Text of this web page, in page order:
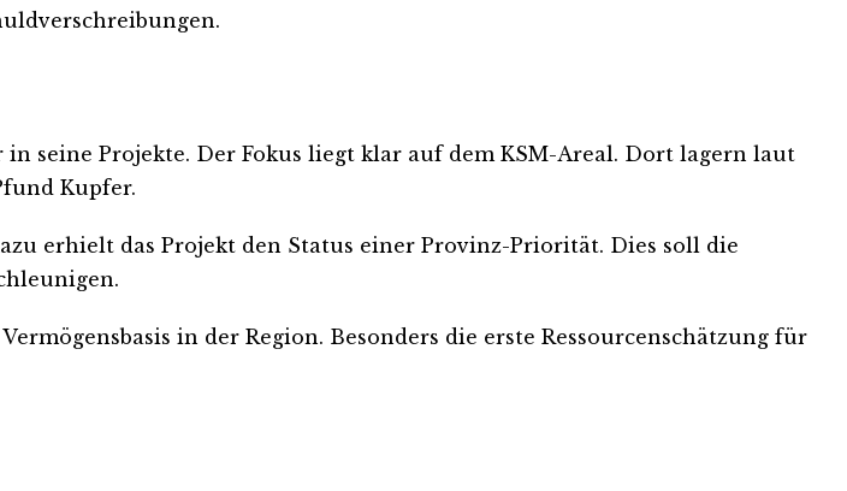
seine Projekte. Der Fokus liegt klar auf dem KSM-Areal. Dort lagern laut
Kupfer.
erhielt das Projekt den Status einer Provinz-Priorität. Dies soll die
in der Region. Besonders die erste Ressourcenschätzung für